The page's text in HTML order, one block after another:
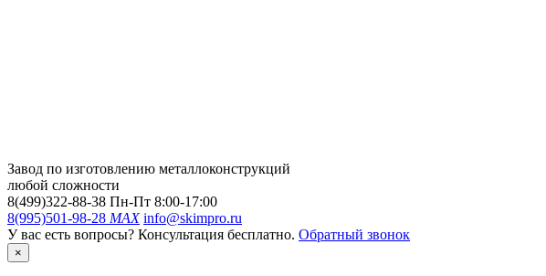
Завод по изготовлению металлоконструкций
любой сложности
8(499)322-88-38 Пн-Пт 8:00-17:00
8(995)501-98-28 MAX info@skimpro.ru
У вас есть вопросы? Консультация бесплатно. Обратный звонок
×